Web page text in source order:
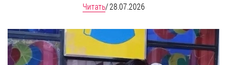
Читать/28.07.2026